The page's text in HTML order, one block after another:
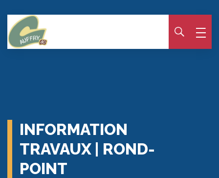
INFORMATION
TRAVAUX | ROND-
POINT